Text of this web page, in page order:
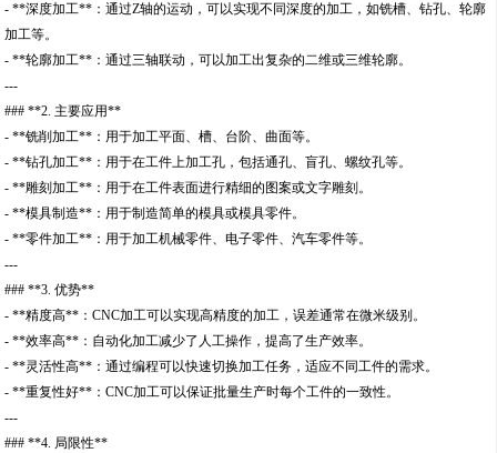
- **深度加工**：通过Z轴的运动，可以实现不同深度的加工，如铣槽、钻孔、轮廓
加工等。
- **轮廓加工**：通过三轴联动，可以加工出复杂的二维或三维轮廓。
---
### **2. 主要应用**
- **铣削加工**：用于加工平面、槽、台阶、曲面等。
- **钻孔加工**：用于在工件上加工孔，包括通孔、盲孔、螺纹孔等。
- **雕刻加工**：用于在工件表面进行精细的图案或文字雕刻。
- **模具制造**：用于制造简单的模具或模具零件。
- **零件加工**：用于加工机械零件、电子零件、汽车零件等。
---
### **3. 优势**
- **精度高**：CNC加工可以实现高精度的加工，误差通常在微米级别。
- **效率高**：自动化加工减少了人工操作，提高了生产效率。
- **灵活性高**：通过编程可以快速切换加工任务，适应不同工件的需求。
- **重复性好**：CNC加工可以保证批量生产时每个工件的一致性。
---
### **4. 局限性**